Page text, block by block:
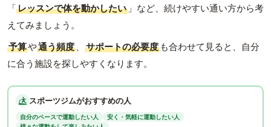
「レッスンで体を動かしたい 」など、続けやすい通い方から考
えてみましょう。
予算や通う頻度 、 サポートの必要度 も合わせて見ると、自分
に合う施設を探しやすくなります。
スポーツジムがおすすめの人
自分のペースで運動したい人
安く・気軽に運動したい人